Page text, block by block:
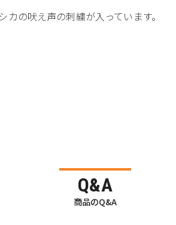
の吠え声の刺繍が入っています。
Q&A
商品のQ&A